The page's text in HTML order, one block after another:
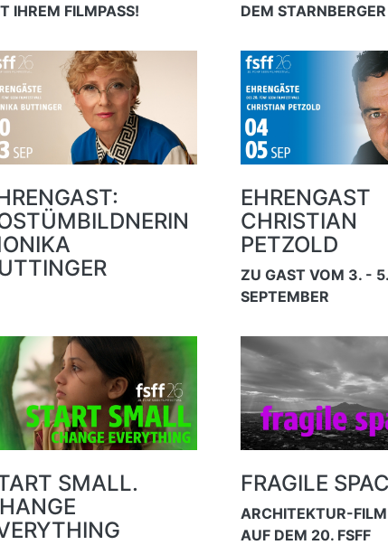
IHREM FILMPASS!
DEM STARNBERGER
EHRENGAST
CHRISTIAN
PETZOLD
ZU GAST VOM 3. - 5.
SEPTEMBER
SMALL.
FRAGILE
ARCHITEKTUR-
AUF DEM 20. FSFF